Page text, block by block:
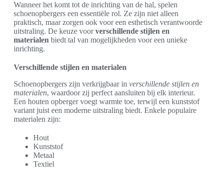
Wanneer het komt tot de inrichting van de hal, spelen
schoenopbergers een essentiële rol. Ze zijn niet alleen
praktisch, maar zorgen ook voor een esthetisch verantwoorde
uitstraling. De keuze voorverschillende stijlen en
materialen biedt tal van mogelijkheden voor een unieke
inrichting.
Verschillende stijlen en materialen
Schoenopbergers zijn verkrijgbaar in verschillende stijlen en
materialen, waardoor zij perfect aansluiten bij elk interieur.
Een houten opberger voegt warmte toe, terwijl een kunststof
variant juist een moderne uitstraling biedt. Enkele populaire
materialen zijn:
Hout
Kunststof
Metaal
Textiel